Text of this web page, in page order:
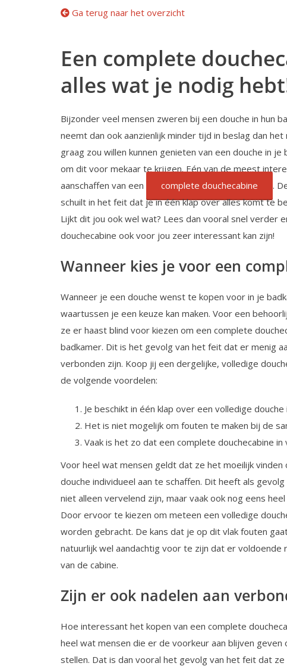
Ga terug naar het overzicht
Een complete
alles wat je nodig
Bijzonder veel mensen zweren bij een douche in hun
neemt dan ook aanzienlijk minder tijd in beslag dan
graag zou willen kunnen genieten van een douche in
om dit voor mekaar te krijgen. Eén van de meest
aanschaffen van een
complete douchecabine
.
schuilt in het feit dat je in één klap over alles komt te
Lijkt dit jou ook wel wat? Lees dan vooral snel verder
douchecabine ook voor jou zeer interessant kan zijn!
Wanneer kies je voor een
Wanneer je een douche wenst te kopen voor in je
waartussen je een keuze kan maken. Voor een
ze er haast blind voor kiezen om een complete
badkamer. Dit is het gevolg van het feit dat er menig
verbonden zijn. Koop jij een dergelijke, volledige
de volgende voordelen:
Je beschikt in één klap over een volledige
Het is niet mogelijk om fouten te maken bij de
Vaak is het zo dat een complete douchecabine
Voor heel wat mensen geldt dat ze het moeilijk vinden
douche individueel aan te schaffen. Dit heeft als
niet alleen vervelend zijn, maar vaak ook nog eens
Door ervoor te kiezen om meteen een volledige
worden gebracht. De kans dat je op dit vlak fouten
natuurlijk wel aandachtig voor te zijn dat er
van de cabine.
Zijn er ook nadelen aan
Hoe interessant het kopen van een complete
heel wat mensen die er de voorkeur aan blijven
stellen. Dat is dan vooral het gevolg van het feit dat